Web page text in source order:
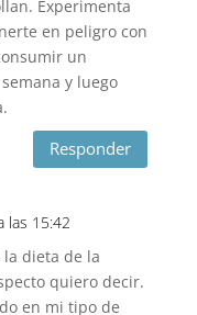
Experimenta
en peligro con
un
y luego
Responder
las 15:42
dieta de la
quiero decir.
en mi tipo de